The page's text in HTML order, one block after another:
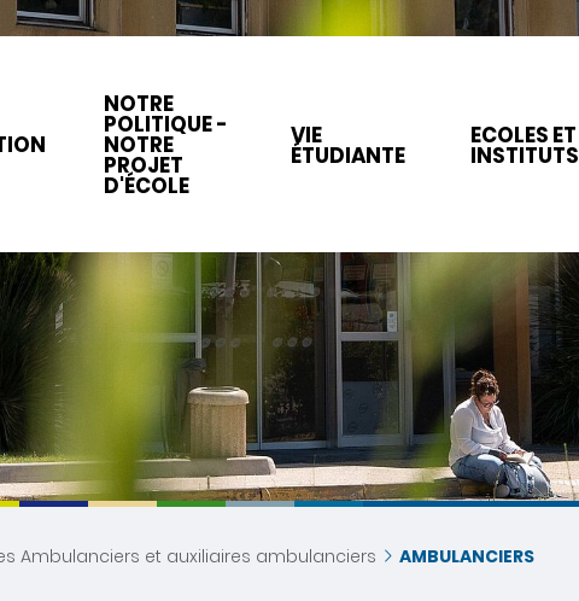
NOTRE
POLITIQUE -
NOTRE
PROJET
D'ÉCOLE
VIE
ÉTUDIANTE
ECOLES ET
INSTITUTS
Ambulanciers et auxiliaires ambulanciers AMBULANCIERS